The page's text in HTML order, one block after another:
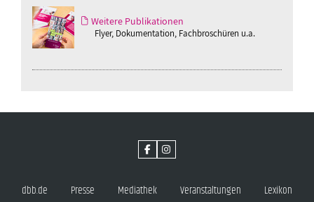
Weitere Publikationen
Flyer, Dokumentation, Fachbroschüren u.a.
dbb.de Presse Mediathek Veranstaltungen Lexikon